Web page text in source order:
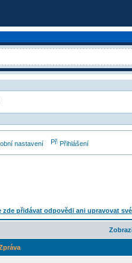
nastavení Přihlášení